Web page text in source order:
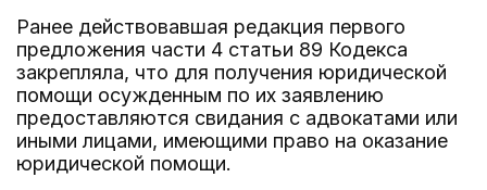
Ранее действовавшая редакция первого
предложения части 4 статьи 89 Кодекса
закрепляла, что для получения юридической
помощи осужденным по их заявлению
предоставляются свидания с адвокатами или
иными лицами, имеющими право на оказание
юридической помощи.